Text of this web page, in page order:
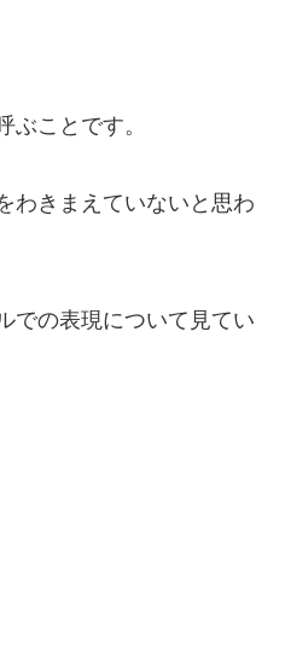
ことです。
わきまえていないと思わ
での表現について見てい